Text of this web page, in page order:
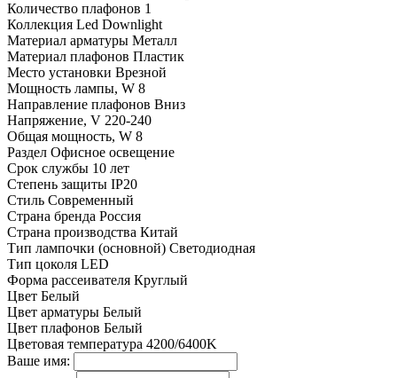
Количество плафонов 1
Коллекция Led Downlight
Материал арматуры Металл
Материал плафонов Пластик
Место установки Врезной
Мощность лампы, W 8
Направление плафонов Вниз
Напряжение, V 220-240
Общая мощность, W 8
Раздел Офисное освещение
Срок службы 10 лет
Степень защиты IP20
Стиль Современный
Страна бренда Россия
Страна производства Китай
Тип лампочки (основной) Светодиодная
Тип цоколя LED
Форма рассеивателя Круглый
Цвет Белый
Цвет арматуры Белый
Цвет плафонов Белый
Цветовая температура 4200/6400K
Ваше имя: